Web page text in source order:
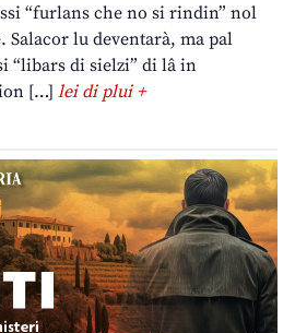
“furlans che no si rindin” nol
Salacor lu deventarà, ma pal
“libars di sielzi” di lâ in
[…] lei di plui +